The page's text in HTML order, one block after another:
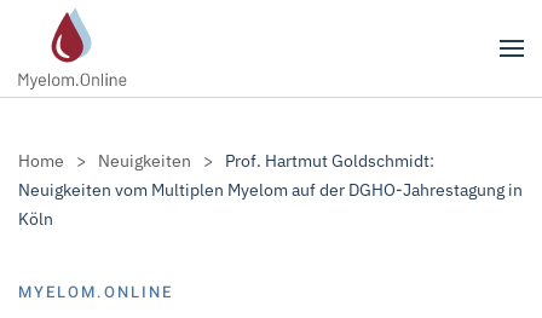
Zum Hauptinhalt springen
Home Neuigkeiten
Prof. Hartmut Goldschmidt:
Neuigkeiten vom Multiplen Myelom auf der DGHO-Jahrestagung in
Köln
MYELOM.ONLINE